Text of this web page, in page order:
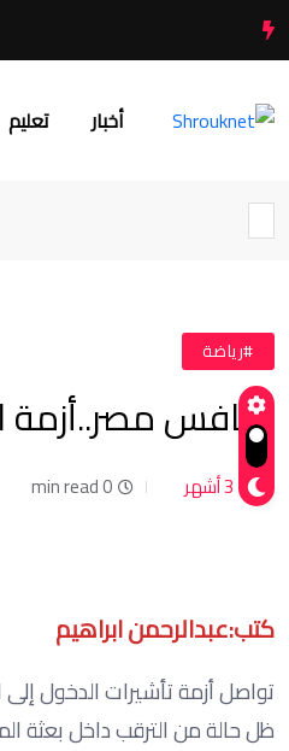
أخبار تعليم
#رياضة
منافس مصر..أزمة
3 أشهر 0 min read
كتب:عبدالرحمن ابراهيم
ظل حالة من الترقب داخل بعثة